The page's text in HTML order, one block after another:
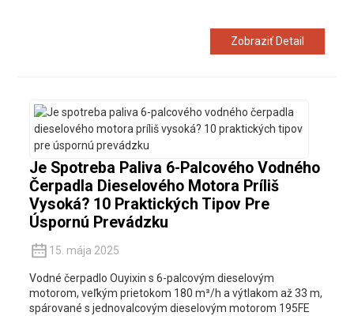
Zobraziť Detail
Je Spotreba Paliva 6-Palcového Vodného
Čerpadla Dieselového Motora Príliš
Vysoká? 10 Praktických Tipov Pre
Úspornú Prevádzku
15. mája 2025
Vodné čerpadlo Ouyixin s 6-palcovým dieselovým
motorom, veľkým prietokom 180 m³/h a výtlakom až 33 m,
spárované s jednovalcovým dieselovým motorom 195FE